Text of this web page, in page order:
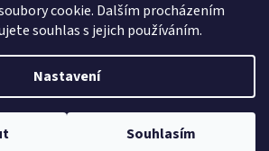
cookie. Dalším procházením
souhlas s jejich používáním.
Nastavení
Souhlasím
|mime digital
Mercedes-store.com
Upravit nastavení cookies